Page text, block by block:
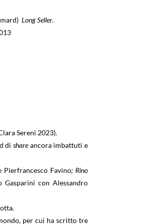
Long Seller.
Sereni 2023).
di shareancora imbattuti e
Favino; Rino
Gasparini con Alessandro
per cui ha scritto tre